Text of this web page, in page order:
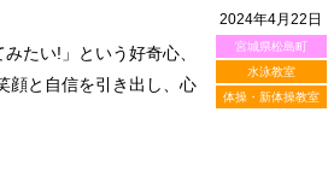
2024年4月22日
宮城県松島町
水泳教室
体操・新体操教室
たい!」という好奇心、
顔と自信を引き出し、心